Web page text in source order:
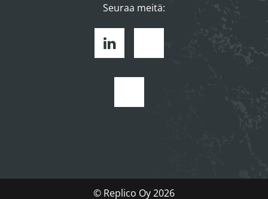
Seuraa meitä:
Linkedin
© Replico Oy 2026